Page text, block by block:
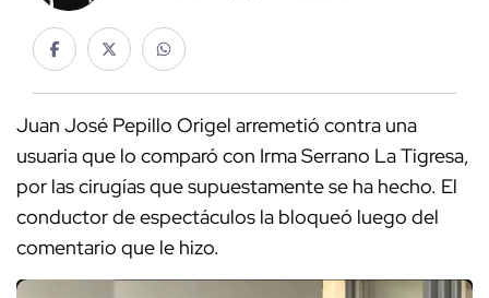
Juan José Pepillo Origel arremetió contra una
usuaria que lo comparó con Irma Serrano La Tigresa,
por las cirugías que supuestamente se ha hecho. El
conductor de espectáculos la bloqueó luego del
comentario que le hizo.